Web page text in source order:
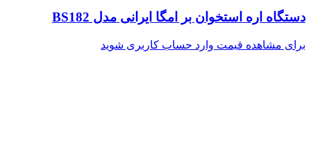
دستگاه اره استخوان بر امگا ایرانی مدل BS182
برای مشاهده قیمت وارد حساب کاربری شوید